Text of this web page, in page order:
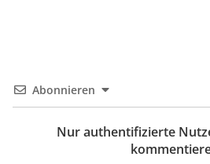
Abonnieren
Nur authentifizierte